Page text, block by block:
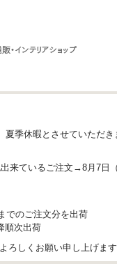
季休暇とさせていただき
来ているご注文→8月7日
でのご注文分を出荷
順次出荷
ろしくお願い申し上げます